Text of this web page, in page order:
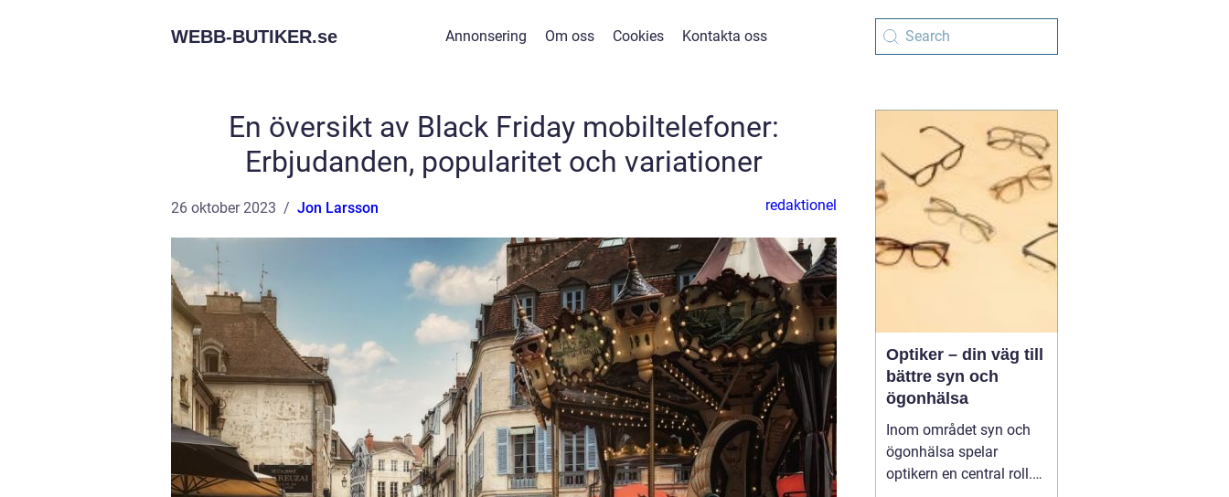
WEBB-BUTIKER.se Annonsering Om oss Cookies Kontakta oss
En översikt av Black Friday mobiltelefoner:
Erbjudanden, popularitet och variationer
26 oktober 2023 Jon Larsson redaktionel
Optiker – din väg till
bättre syn och
ögonhälsa
Inom området syn och
ögonhälsa spelar
optikern en central roll.